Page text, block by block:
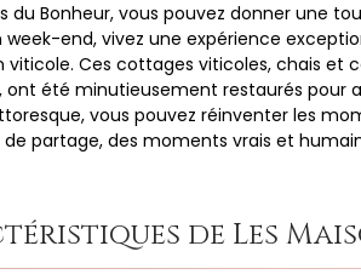
du Bonheur, vous pouvez donner une
week-end, vivez une expérience
viticole. Ces cottages viticoles, chais et
ont été minutieusement restaurés pour
vous pouvez réinventer les
partage, des moments vrais et
de Les